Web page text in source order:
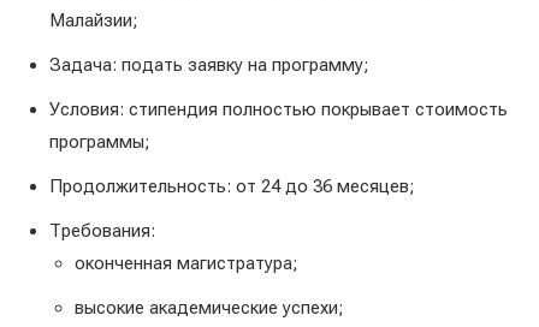
Малайзии;
Задача: подать заявку на программу;
Условия: стипендия полностью покрывает стоимость
программы;
Продолжительность: от 24 до 36 месяцев;
Требования:
оконченная магистратура;
высокие академические успехи;